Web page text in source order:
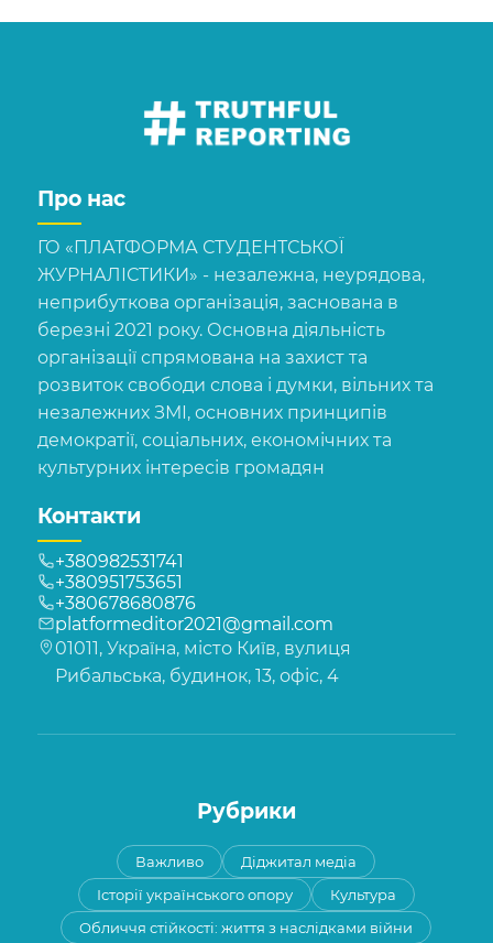
Про нас
ГО «ПЛАТФОРМА СТУДЕНТСЬКОЇ
ЖУРНАЛІСТИКИ» - незалежна, неурядова,
неприбуткова організація, заснована в
березні 2021 року. Основна діяльність
організації спрямована на захист та
розвиток свободи слова і думки, вільних та
незалежних ЗМІ, основних принципів
демократії, соціальних, економічних та
культурних інтересів громадян
Контакти
+380982531741
+380951753651
+380678680876
platformeditor2021@gmail.com
01011, Україна, місто Київ, вулиця
Рибальська, будинок, 13, офіс, 4
Рубрики
Важливо
Діджитал медіа
Історії українського опору
Культура
Обличчя стійкості: життя з наслідками війни